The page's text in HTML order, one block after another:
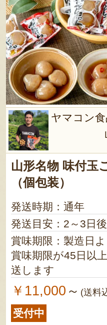
ヤマコン食
山形名物 味付玉
（個包装）
発送時期：通年
発送目安：2～3日後
賞味期限：製造日よ
賞味期限が45日以
送します
￥11,000 ～ (送料
受付中